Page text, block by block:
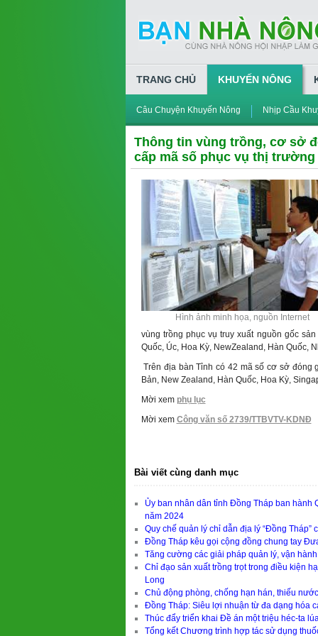
TRANG CHỦ KHUYẾN NÔNG
Câu Chuyện Khuyến Nông Nhịp Cầu
Thông tin vùng trồng, cơ sở
cấp mã số phục vụ thị trường
Hình ảnh minh họa, nguồn Internet
vùng trồng phục vụ truy xuất nguồn gốc
Quốc, Úc, Hoa Kỳ, NewZealand, Hàn Quốc,
Trên địa bàn Tỉnh có 42 mã số cơ sở đóng
Bản, New Zealand, Hàn Quốc, Hoa Kỳ,
Mời xem phụ lục
Mời xem Công văn số 2739/TTBVTV-KDNĐ
Bài viết cùng danh mục
Ủy ban nhân dân tỉnh Đồng Tháp ban hành
năm 2024
Quy chế quản lý chỉ dẫn địa lý “Đồng Tháp”
Đồng Tháp kêu gọi cộng đồng chung tay
Tăng cường các giải pháp quản lý, vận
Chỉ đạo sản xuất trồng trọt trong điều kiện
Long
Chủ động phòng, chống hạn hán, thiếu
Đồng Tháp: Siêu lợi nhuận từ đa dạng hóa
Thúc đẩy triển khai Đề án một triệu héc-ta
Tổng kết Chương trình hợp tác sử dụng